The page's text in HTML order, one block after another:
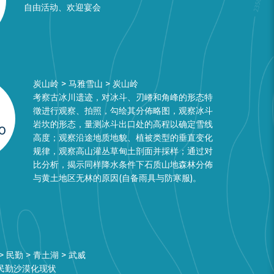
自由活动、欢迎宴会
炭山岭 > 马雅雪山 > 炭山岭
考察古冰川遗迹，对冰斗、刃嵴和角峰的形态特
徵进行观察、拍照，勾绘其分佈略图，观察冰斗
岩坎的形态，量测冰斗出口处的高程以确定雪线
高度；观察沿途地质地貌、植被类型的垂直变化
规律，观察高山灌丛草甸土剖面并採样；通过对
比分析，揭示同样降水条件下石质山地森林分佈
与黄土地区无林的原因(自备雨具与防寒服)。
民勤 > 青土湖 > 武威
勤沙漠化现状